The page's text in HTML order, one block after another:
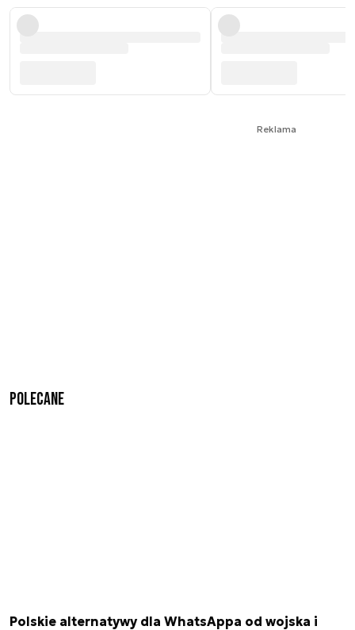
Reklama
Polecane
Polskie alternatywy dla WhatsAppa od wojska i